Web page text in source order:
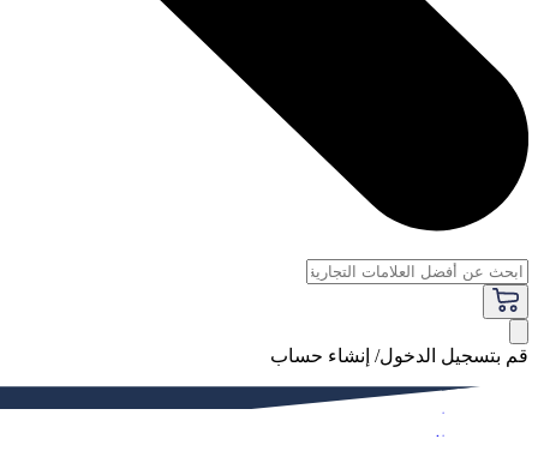
قم بتسجيل الدخول/ إنشاء حساب
فاخر
النساء
الرجال